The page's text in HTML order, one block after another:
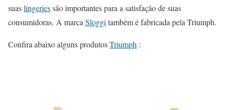
suaslingeriessão importantes para a satisfação de suas
consumidoras. A marcaSloggitambém é fabricada pela Triumph.
Confira abaixo alguns produtosTriumph :